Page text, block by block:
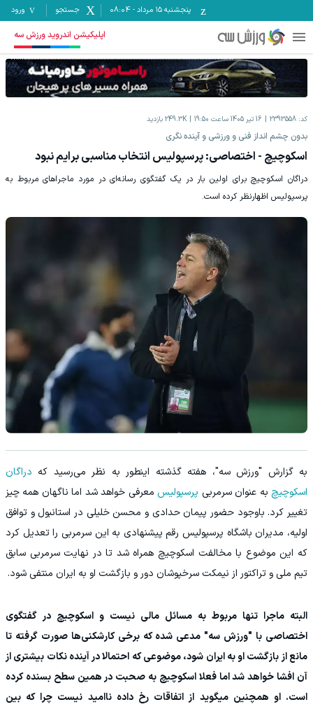
پنجشنبه ۱۵ مرداد -
08:04 جستجو ورود
اپلیکیشن اندروید ورزش سه
کد: 2393558 16 تیر 1405 ساعت 19:50 249.3K بازدید
بدون چشم انداز فنی و ورزشی و آینده نگری
اسکوچیچ - اختصاصی: پرسپولیس انتخاب مناسبی برایم نبود
دراگان اسکوچیچ برای اولین بار در یک گفتگوی رسانه‌ای در مورد ماجراهای مربوط به
پرسپولیس اظهارنظر کرده است.
به گزارش "ورزش سه"، هفته گذشته اینطور به نظر می‌رسید که دراگان
اسکوچیچ به عنوان سرمربی پرسپولیس معرفی خواهد شد اما ناگهان همه چیز
تغییر کرد. باوجود حضور پیمان حدادی و محسن خلیلی در استانبول و توافق
اولیه، مدیران باشگاه پرسپولیس رقم پیشنهادی به این سرمربی را تعدیل کرد
که این موضوع با مخالفت اسکوچیچ همراه شد تا در نهایت سرمربی سابق
تیم ملی و تراکتور از نیمکت سرخپوشان دور و بازگشت او به ایران منتفی شود.
البته ماجرا تنها مربوط به مسائل مالی نیست و اسکوچیچ در گفتگوی
اختصاصی با "ورزش سه" مدعی شده که برخی کارشکنی‌‌ها صورت گرفته تا
مانع از بازگشت او به ایران شود، موضوعی که احتمالا در آینده نکات بیشتری از
آن افشا خواهد شد اما فعلا اسکوچیچ به صحبت در همین سطح بسنده کرده
است. او همچنین میگوید از اتفاقات رخ داده ناامید نیست چرا که بین